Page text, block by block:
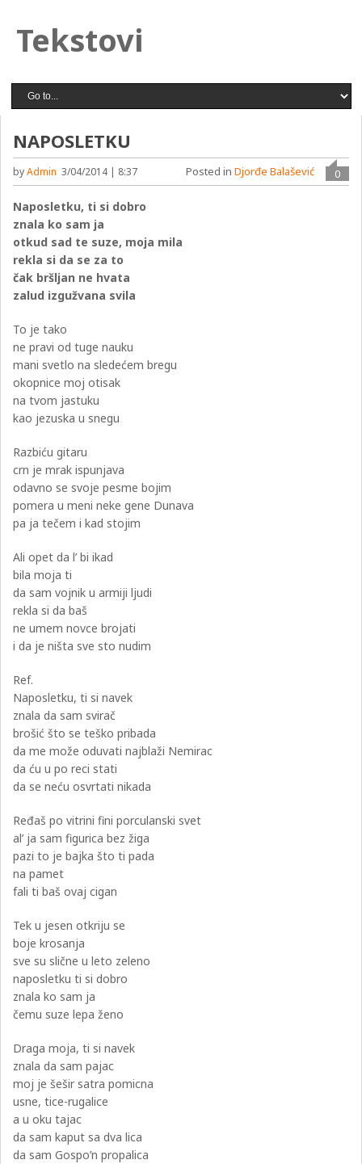
Tekstovi
NAPOSLETKU
byAdmin 3/04/2014 | 8:37 0
Posted in Djorđe Balašević
Naposletku, ti si dobro
znala ko sam ja
otkud sad te suze, moja mila
rekla si da se za to
čak bršljan ne hvata
zalud izgužvana svila
To je tako
ne pravi od tuge nauku
mani svetlo na sledećem bregu
okopnice moj otisak
na tvom jastuku
kao jezuska u snegu
Razbiću gitaru
crn je mrak ispunjava
odavno se svoje pesme bojim
pomera u meni neke gene Dunava
pa ja tečem i kad stojim
Ali opet da l’ bi ikad
bila moja ti
da sam vojnik u armiji ljudi
rekla si da baš
ne umem novce brojati
i da je ništa sve sto nudim
Ref.
Naposletku, ti si navek
znala da sam svirač
brošić što se teško pribada
da me može oduvati najblaži Nemirac
da ću u po reci stati
da se neću osvrtati nikada
Ređaš po vitrini fini porculanski svet
al’ ja sam figurica bez žiga
pazi to je bajka što ti pada
na pamet
fali ti baš ovaj cigan
Tek u jesen otkriju se
boje krosanja
sve su slične u leto zeleno
naposletku ti si dobro
znala ko sam ja
čemu suze lepa ženo
Draga moja, ti si navek
znala da sam pajac
moj je šešir satra pomicna
usne, tice-rugalice
a u oku tajac
da sam kaput sa dva lica
da sam Gospo’n propalica